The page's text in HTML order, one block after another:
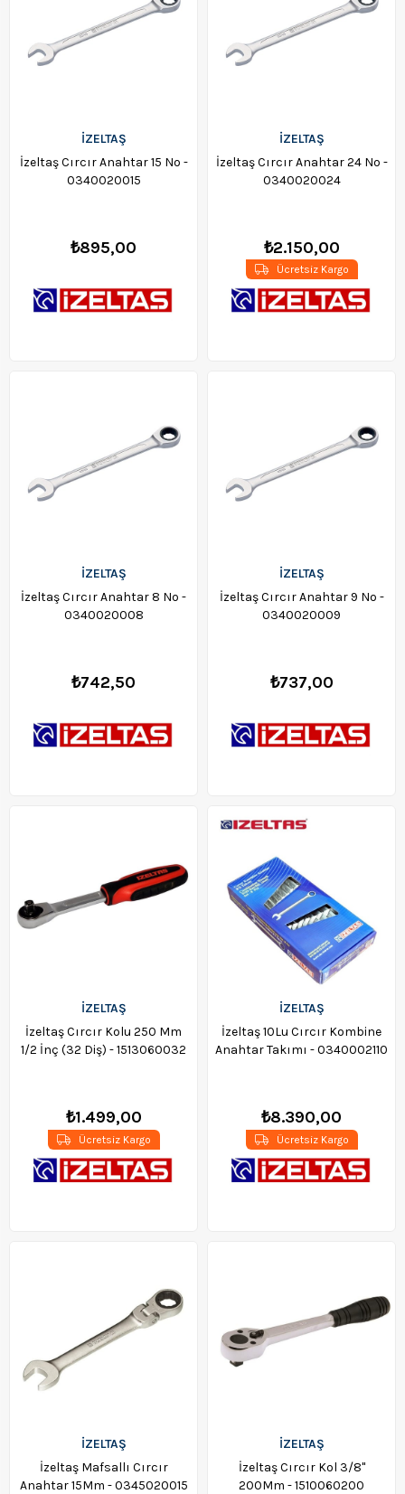
İZELTAŞ
İzeltaş Cırcır Anahtar 15 No -
0340020015
₺895,00
İZELTAŞ
İzeltaş Cırcır Anahtar 24 No -
0340020024
₺2.150,00
Ücretsiz Kargo
İZELTAŞ
İzeltaş Cırcır Anahtar 8 No -
0340020008
₺742,50
İZELTAŞ
İzeltaş Cırcır Anahtar 9 No -
0340020009
₺737,00
İZELTAŞ
İzeltaş Cırcır Kolu 250 Mm
1/2 İnç (32 Diş) - 1513060032
₺1.499,00
Ücretsiz Kargo
İZELTAŞ
İzeltaş 10Lu Cırcır Kombine
Anahtar Takımı - 0340002110
₺8.390,00
Ücretsiz Kargo
İZELTAŞ
İzeltaş Mafsallı Cırcır
Anahtar 15Mm - 0345020015
İZELTAŞ
İzeltaş Cırcır Kol 3/8"
200Mm - 1510060200